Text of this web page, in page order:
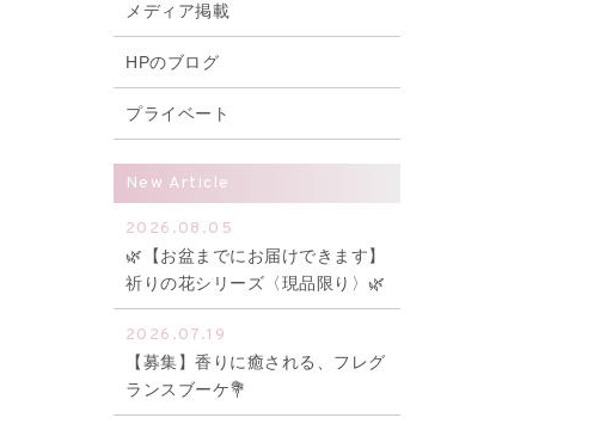
メディア掲載
HPのブログ
プライベート
New Article
2026.08.05
🌿【お盆までにお届けできます】
祈りの花シリーズ〈現品限り〉🌿
2026.07.19
【募集】香りに癒される、フレグ
ランスブーケ💐